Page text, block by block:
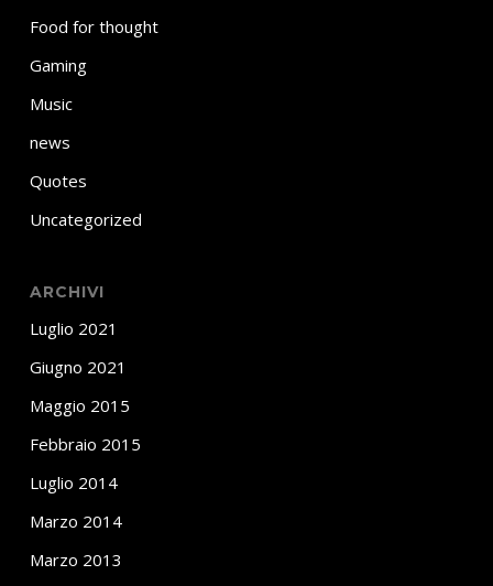
Food for thought
Gaming
Music
news
Quotes
Uncategorized
ARCHIVI
Luglio 2021
Giugno 2021
Maggio 2015
Febbraio 2015
Luglio 2014
Marzo 2014
Marzo 2013